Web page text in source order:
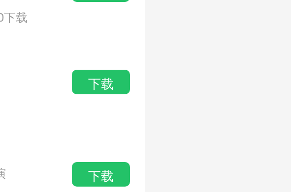
下载
下载
下载